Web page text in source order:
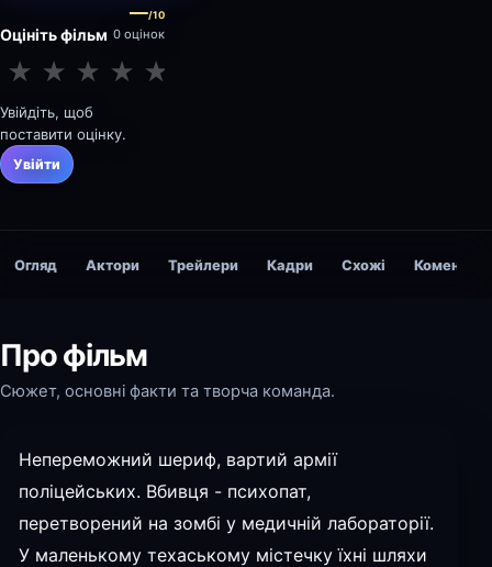
Оцініть фільм
—/10
0 оцінок
★ ★ ★ ★ ★
Увійдіть, щоб
поставити оцінку.
Увійти
Огляд Актори Трейлери Кадри Схожі Коментарі
Про фільм
Сюжет, основні факти та творча команда.
Непереможний шериф, вартий армії
поліцейських. Вбивця - психопат,
перетворений на зомбі у медичній лабораторії.
У маленькому техаському містечку їхні шляхи